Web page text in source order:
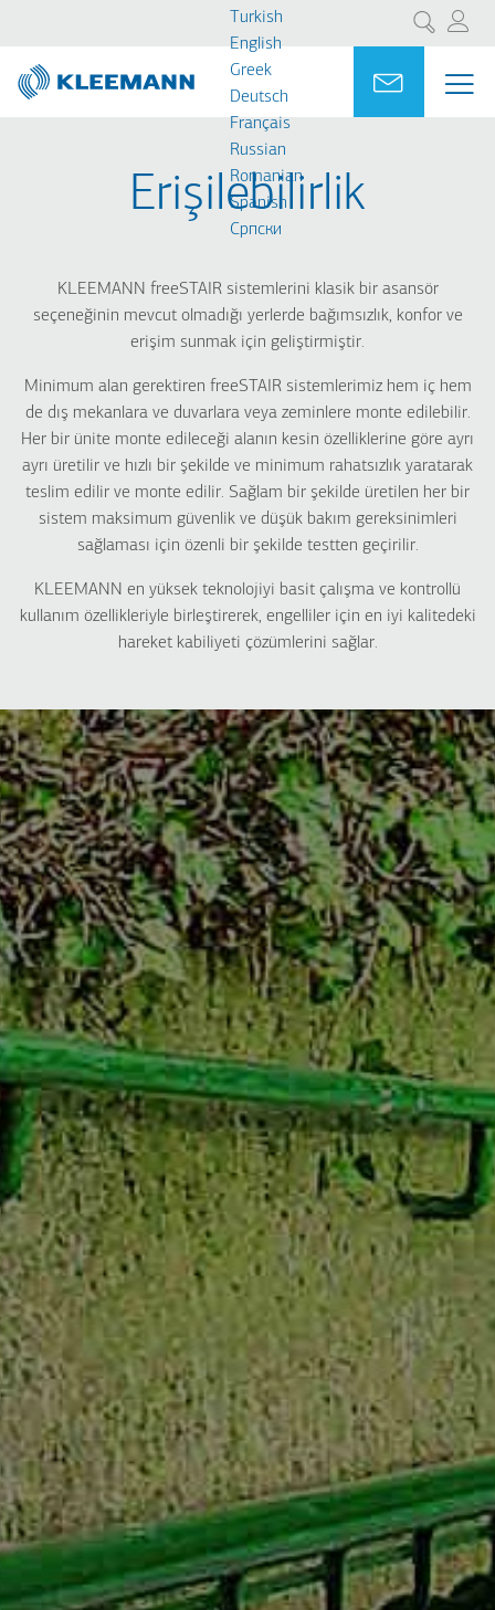
main
search
Ara
Turkish
English
Greek
Deutsch
Français
Russian
Romanian
Spanish
Cрпски
Ask for
Erişilebilirlik
KLEEMANN freeSTAIR sistemlerini klasik bir asansör
seçeneğinin mevcut olmadığı yerlerde bağımsızlık, konfor ve
erişim sunmak için geliştirmiştir.
Minimum alan gerektiren freeSTAIR sistemlerimiz hem iç hem
de dış mekanlara ve duvarlara veya zeminlere monte edilebilir.
Her bir ünite monte edileceği alanın kesin özelliklerine göre ayrı
ayrı üretilir ve hızlı bir şekilde ve minimum rahatsızlık yaratarak
teslim edilir ve monte edilir. Sağlam bir şekilde üretilen her bir
sistem maksimum güvenlik ve düşük bakım gereksinimleri
sağlaması için özenli bir şekilde testten geçirilir.
KLEEMANN en yüksek teknolojiyi basit çalışma ve kontrollü
kullanım özellikleriyle birleştirerek, engelliler için en iyi kalitedeki
hareket kabiliyeti çözümlerini sağlar.
Portal